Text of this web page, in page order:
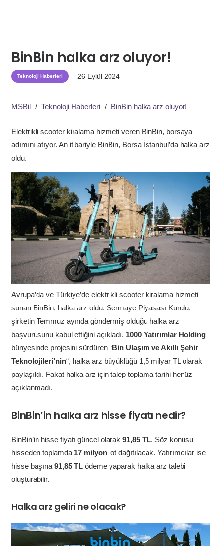
BinBin halka arz oluyor!
Teknoloji Haberleri 26 Eylül 2024
MSBil / Teknoloji Haberleri / BinBin halka arz oluyor!
Elektrikli scooter kiralama hizmeti veren BinBin, borsaya
adımını atıyor. An itibariyle BinBin, Borsa İstanbul’da halka arz
oldu.
Avrupa’da ve Türkiye’de elektrikli scooter kiralama hizmeti
sunan BinBin, halka arz oldu. Sermaye Piyasası Kurulu,
şirketin Temmuz ayında göndermiş olduğu halka arz
başvurusunu kabul ettiğini açıkladı. 1000 Yatırımlar Holding
bünyesinde projesini sürdüren “Bin Ulaşım ve Akıllı Şehir
Teknolojileri’nin“, halka arz büyüklüğü 1,5 milyar TL olarak
paylaşıldı. Fakat halka arz için talep toplama tarihi henüz
açıklanmadı.
BinBin’in halka arz hisse fiyatı nedir?
BinBin’in hisse fiyatı güncel olarak 91,85 TL. Söz konusu
hisseden toplamda 17 milyonlot dağıtılacak. Yatırımcılar ise
hisse başına 91,85 TLödeme yaparak halka arz talebi
oluşturabilir.
Halka arz geliri ne olacak?